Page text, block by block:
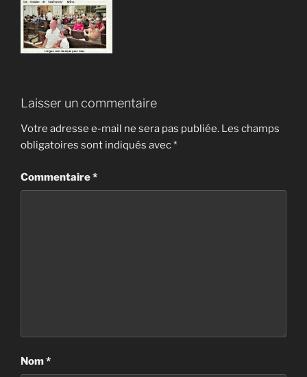
Laisser un commentaire
Votre adresse e-mail ne sera pas publiée. Les champs
obligatoires sont indiqués avec*
Commentaire*
Nom*